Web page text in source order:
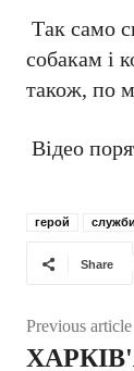
Так само
собакам і
також, по
Відео
герой
Share
Previous article